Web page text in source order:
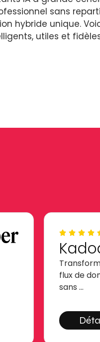
sans
hybride unique.
utiles et
flux de
sans …